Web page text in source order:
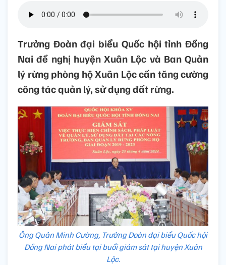
Trưởng Đoàn đại biểu Quốc hội tỉnh Đồng
Nai đề nghị huyện Xuân Lộc và Ban Quản
lý rừng phòng hộ Xuân Lộc cần tăng cường
công tác quản lý, sử dụng đất rừng.
Ông Quản Minh Cường, Trưởng Đoàn đại biểu Quốc hội
Đồng Nai phát biểu tại buổi giám sát tại huyện Xuân
Lộc.